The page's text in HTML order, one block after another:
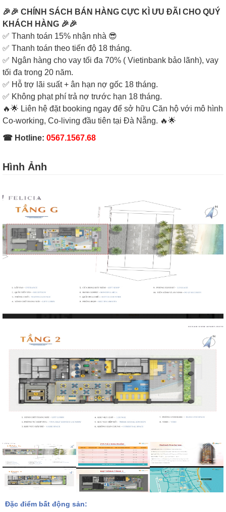
🎉🎉 CHÍNH SÁCH BÁN HÀNG CỰC KÌ ƯU ĐÃI CHO QUÝ
KHÁCH HÀNG 🎉🎉
✅ Thanh toán 15% nhận nhà 😎
✅ Thanh toán theo tiến độ 18 tháng.
✅ Ngân hàng cho vay tối đa 70% ( Vietinbank bảo lãnh), vay
tối đa trong 20 năm.
✅ Hỗ trợ lãi suất + ân hạn nợ gốc 18 tháng.
✅ Không phạt phí trả nợ trước hạn 18 tháng.
🔥🌟 Liên hệ đặt booking ngay để sở hữu Căn hộ với mô hình
Co-working, Co-living đầu tiên tại Đà Nẵng. 🔥🌟
☎ Hotline: 0567.1567.68
Hình Ảnh
Đặc điểm bất động sản: